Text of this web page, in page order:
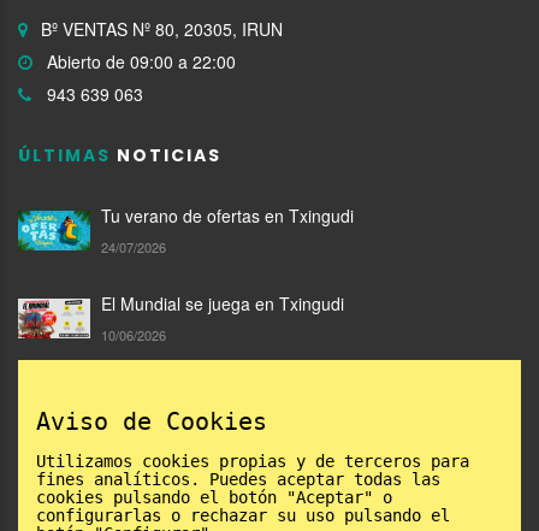
Bº VENTAS Nº 80, 20305, IRUN
Abierto de 09:00 a 22:00
943 639 063
ÚLTIMAS NOTICIAS
Tu verano de ofertas en Txingudi
24/07/2026
El Mundial se juega en Txingudi
10/06/2026
Marcial
Aviso de Cookies
Utilizamos cookies propias y de terceros para
fines analíticos. Puedes aceptar todas las
cookies pulsando el botón "Aceptar" o
configurarlas o rechazar su uso pulsando el